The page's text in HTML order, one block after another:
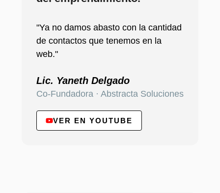
"Ya no damos abasto con la cantidad
de contactos que tenemos en la
web."
Lic. Yaneth Delgado
Co-Fundadora · Abstracta Soluciones
VER EN YOUTUBE